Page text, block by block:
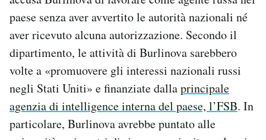
paese senza aver avvertito le autorità nazionali né
aver ricevuto alcuna autorizzazione. Secondo il
dipartimento, le attività di Burlinova sarebbero
volte a «promuovere gli interessi nazionali russi
negli Stati Uniti» e finanziate dallaprincipale
agenzia di intelligence interna del paese, l’FSB. In
particolare, Burlinova avrebbe puntato alle